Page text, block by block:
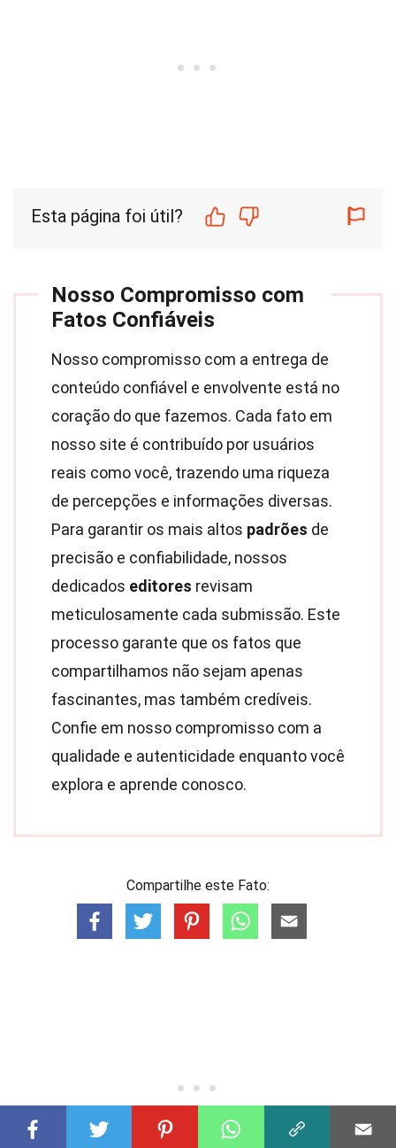
Esta página foi útil?
Nosso Compromisso com
Fatos Confiáveis
Nosso compromisso com a entrega de
conteúdo confiável e envolvente está no
coração do que fazemos. Cada fato em
nosso site é contribuído por usuários
reais como você, trazendo uma riqueza
de percepções e informações diversas.
Para garantir os mais altos padrões de
precisão e confiabilidade, nossos
dedicados editores revisam
meticulosamente cada submissão. Este
processo garante que os fatos que
compartilhamos não sejam apenas
fascinantes, mas também credíveis.
Confie em nosso compromisso com a
qualidade e autenticidade enquanto você
explora e aprende conosco.
Compartilhe este Fato: